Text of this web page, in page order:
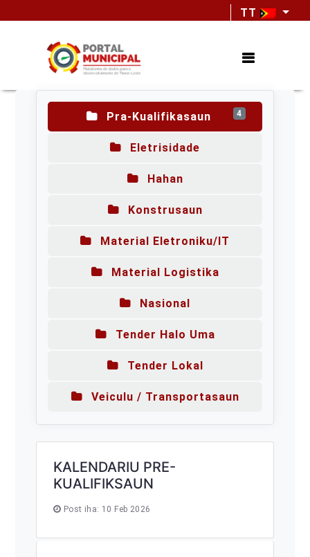
TT
Pra-Kualifikasaun 4
Eletrisidade
Hahan
Konstrusaun
Material Eletroniku/IT
Material Logistika
Nasional
Tender Halo Uma
Tender Lokal
Veiculu / Transportasaun
KALENDARIU PRE-
KUALIFIKSAUN
Post iha: 10 Feb 2026